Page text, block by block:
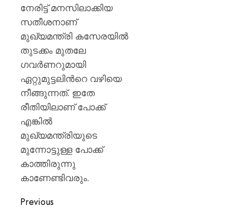
നേരിട്ട് മനസിലാക്കിയ
സതീശനാണ്
മുഖ്യമന്ത്രി കസേരയില്‍
തുടക്കം മുതലേ
ഗവര്‍ണറുമായി
ഏറ്റുമുട്ടലിന്‍റെ വഴിയെ
നീങ്ങുന്നത്. ഇതേ
രീതിയിലാണ് പോക്ക്
എങ്കില്‍
മുഖ്യമന്ത്രിയുടെ
മുന്നോട്ടുള്ള പോക്ക്
കാത്തിരുന്നു
കാണേണ്ടിവരും.
Previous